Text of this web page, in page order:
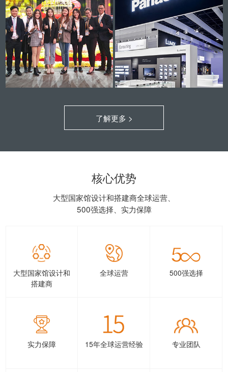
了解更多 >
核心优势
大型国家馆设计和搭建商全球运营、
500强选择、实力保障
大型国家馆设计和
搭建商
全球运营 500强选择
实力保障 15年全球运营经验 专业团队